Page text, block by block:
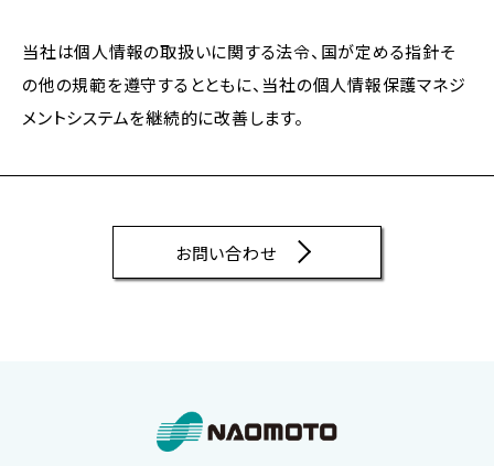
当社は個人情報の取扱いに関する法令、国が定める指針そ
の他の規範を遵守するとともに、当社の個人情報保護マネジ
メントシステムを継続的に改善します。
お問い合わせ